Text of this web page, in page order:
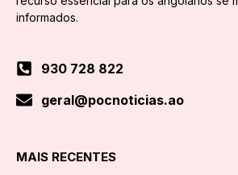
informados.
930 728 822
geral@pocnoticias.ao
MAIS RECENTES